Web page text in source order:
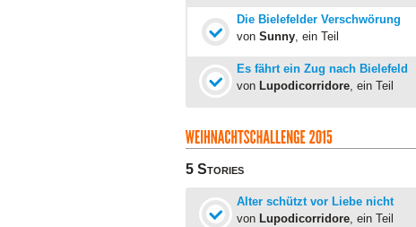
Die Bielefelder Verschwörung
von Sunny, ein Teil
Es fährt ein Zug nach Bielefeld
von Lupodicorridore, ein Teil
5 Stories
Alter schützt vor Liebe nicht
von Lupodicorridore, ein Teil